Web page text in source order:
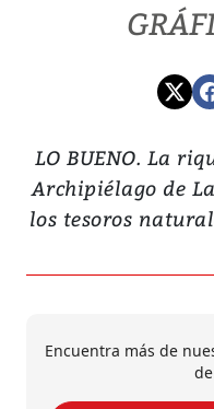
LO BUENO. La
Archipiélago de
los tesoros
Encuentra más de